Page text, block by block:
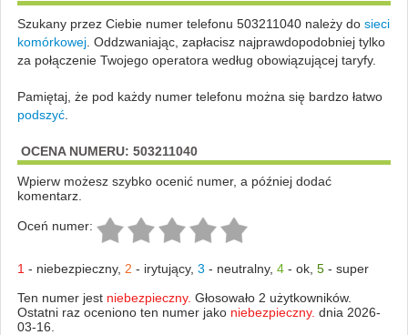
Szukany przez Ciebie numer telefonu 503211040 należy do sieci
komórkowej. Oddzwaniając, zapłacisz najprawdopodobniej tylko
za połączenie Twojego operatora według obowiązującej taryfy.
Pamiętaj, że pod każdy numer telefonu można się bardzo łatwo
podszyć.
OCENA NUMERU: 503211040
Wpierw możesz szybko ocenić numer, a później dodać
komentarz.
Oceń numer:
1 - niebezpieczny, 2 - irytujący, 3 - neutralny, 4- ok, 5- super
Ten numer jest niebezpieczny. Głosowało 2 użytkowników.
Ostatni raz oceniono ten numer jako niebezpieczny. dnia 2026-
03-16.